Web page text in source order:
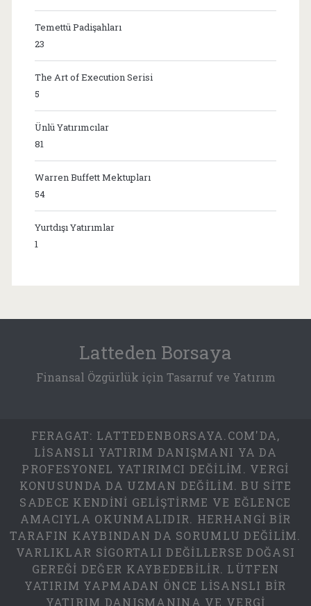
Temettü Padişahları
23
The Art of Execution Serisi
5
Ünlü Yatırımcılar
81
Warren Buffett Mektupları
54
Yurtdışı Yatırımlar
1
Latteden Borsaya
Finansal Özgürlük için Tasarruf ve Yatırım
FERAGAT: LATTEDENBORSAYA.COM'DA,
LISANSLI YATIRIM DANIŞMANI YA DA
PROFESYONEL YATIRIMCI DEĞILIM. VERGI
KONUSUNDA DA UZMAN DEĞILIM. BU SITE
SADECE KENDINI GELIŞTIRME VE EĞLENCE
AMACIYLA OKUNMALIDIR. HERHANGI BIR
TARAFIN KAYBINDAN DA SORUMLU DEĞILIM.
VARLIKLAR SIGORTALI DEĞILLERSE DOĞASI
GEREĞI DEĞER KAYBEDEBILIR. LÜTFEN
YATIRIM YAPMADAN ÖNCE LISANSLI BIR
YATIRIM DANIŞMANINA VE VERGI